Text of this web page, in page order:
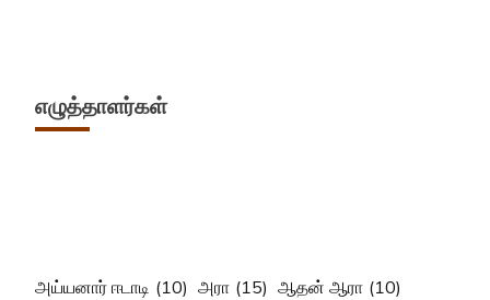
எழுத்தாளர்கள்
அய்யனார் ஈடாடி (10) அரா (15) ஆதன் ஆரா (10)